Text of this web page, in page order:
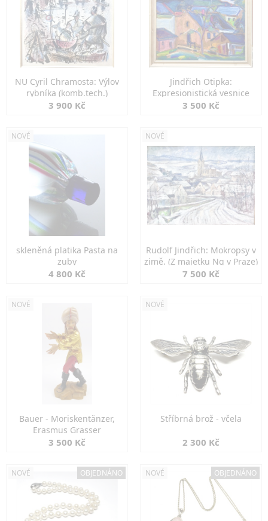
NU Cyril Chramosta: Výlov
rybníka (komb.tech.)
3 900 Kč
Jindřich Otipka:
Expresionistická vesnice
3 500 Kč
NOVÉ
skleněná platika Pasta na
zuby
4 800 Kč
NOVÉ
Rudolf Jindřich: Mokropsy v
zimě. (Z majetku Ng v Praze)
7 500 Kč
NOVÉ
Bauer - Moriskentänzer,
Erasmus Grasser
3 500 Kč
NOVÉ
Stříbrná brož - včela
2 300 Kč
NOVÉ OBJEDNÁNO NOVÉ OBJEDNÁNO